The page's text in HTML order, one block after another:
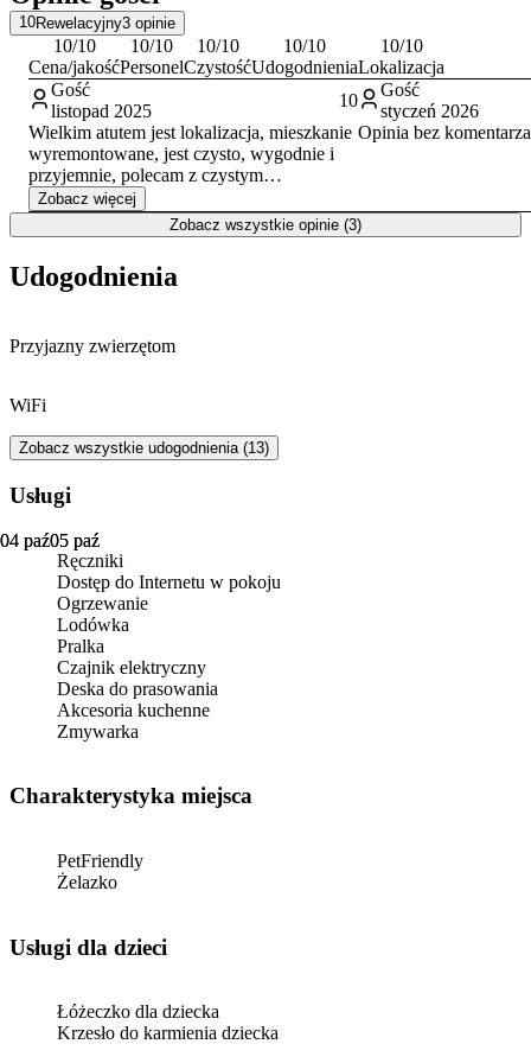
Lokalizacja w obrębie historycznego Śródmieścia Gdańska pozwala
na piesze zwiedzanie okolicy, w tym pobliskiej Hali Targowej, ulicy
Długiej, Mariackiej czy nabrzeża Motławy. Stanowi to doskonałą
bazę wypadową do odkrywania uroków miasta. Dobrze rozwinięta
komunikacja miejska ułatwia dotarcie do dalszych atrakcji, takich
jak historyczneWesterplatteczy Gdański Ogród Zoologiczny.
Warto również zaplanować wycieczkę na Plażę Jelitkowo, by
odpocząć nad morzem.
10Rewelacyjny3 opinie
10/10
Cena/jakość
10/10
Personel
10/10
Czystość
10/10
Udogodnienia
10/10
Lokalizacja
Gość
listopad 2025
10
Wielkim atutem jest lokalizacja, mieszkanie
wyremontowane, jest czysto, wygodnie i
przyjemnie, polecam z czystym
sumieniem:)
Zobacz więcej
Gość
styczeń 2026
Opinia bez
Zobacz wszystkie opinie (3)
04 paź05 paź
04 paź05 paź
Udogodnienia
Przyjazny zwierzętom
WiFi
Zobacz wszystkie udogodnienia (13)
Usługi
Ręczniki
Dostęp do Internetu w pokoju
Ogrzewanie
Lodówka
Pralka
Czajnik elektryczny
Deska do prasowania
Akcesoria kuchenne
Zmywarka
Charakterystyka miejsca
PetFriendly
Żelazko
usługi dla dzieci
Łóżeczko dla dziecka
Krzesło do karmienia dziecka